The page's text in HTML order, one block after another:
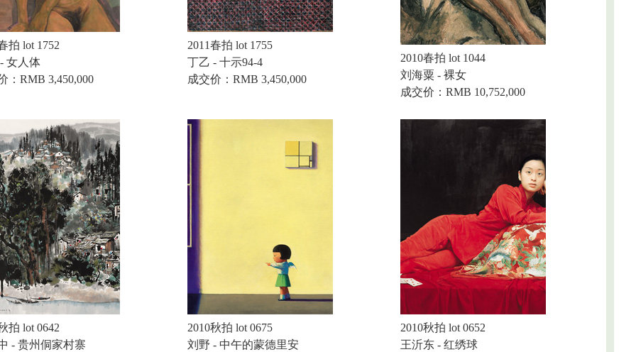
拍 lot 1752
女人体
：RMB 3,450,000
2011春拍 lot 1755
丁乙 - 十示94-4
成交价：RMB 3,450,000
2010春拍 lot 1044
刘海粟 - 裸女
成交价：RMB 10,752,000
拍 lot 0642
- 贵州侗家村寨
2010秋拍 lot 0675
刘野 - 中午的蒙德里安
2010秋拍 lot 0652
王沂东 - 红绣球